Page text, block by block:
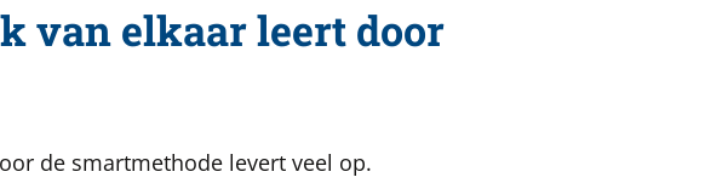
van elkaar leert door
de smartmethode levert veel op.